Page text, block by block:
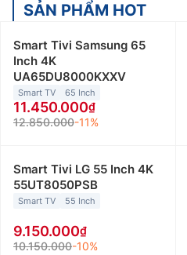
SẢN PHẨM HOT
Smart Tivi Samsung 65
Inch 4K
UA65DU8000KXXV
Smart TV 65 Inch
11.450.000
12.850.000-11%
Smart Tivi LG 55 Inch 4K
55UT8050PSB
Smart TV 55 Inch
9.150.000
10.150.000-10%